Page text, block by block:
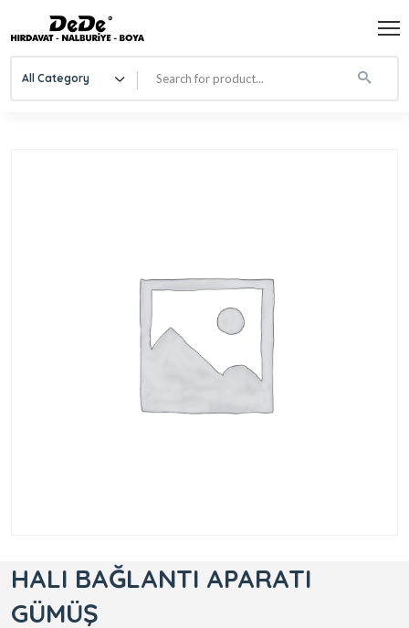
All Category
HALI BAĞLANTI APARATI
GÜMÜŞ